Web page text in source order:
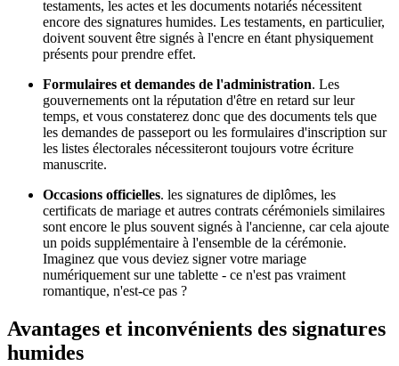
testaments, les actes et les documents notariés nécessitent
encore des signatures humides. Les testaments, en particulier,
doivent souvent être signés à l'encre en étant physiquement
présents pour prendre effet.
Formulaires et demandes de l'administration. Les
gouvernements ont la réputation d'être en retard sur leur
temps, et vous constaterez donc que des documents tels que
les demandes de passeport ou les formulaires d'inscription sur
les listes électorales nécessiteront toujours votre écriture
manuscrite.
Occasions officielles. les signatures de diplômes, les
certificats de mariage et autres contrats cérémoniels similaires
sont encore le plus souvent signés à l'ancienne, car cela ajoute
un poids supplémentaire à l'ensemble de la cérémonie.
Imaginez que vous deviez signer votre mariage
numériquement sur une tablette - ce n'est pas vraiment
romantique, n'est-ce pas ?
Avantages et inconvénients des signatures
humides